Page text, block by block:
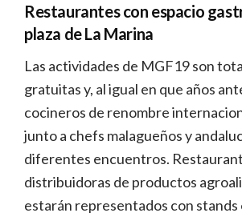
Restaurantes con espacio
plaza de La Marina
Las actividades de MGF19 son
gratuitas y, al igual en que años
cocineros de renombre
junto a chefs malagueños y
diferentes encuentros.
distribuidoras de productos
estarán representados con stands